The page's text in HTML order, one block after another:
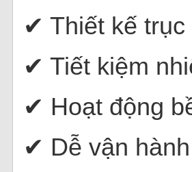
✔ Thiết kế
✔ Tiết kiệm
✔ Hoạt động
✔ Dễ vận